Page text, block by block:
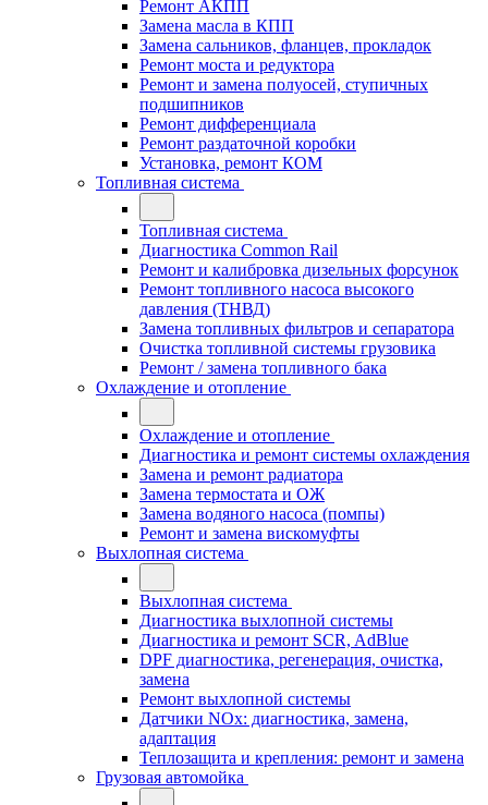
Ремонт АКПП
Замена масла в КПП
Замена сальников, фланцев, прокладок
Ремонт моста и редуктора
Ремонт и замена полуосей, ступичных
подшипников
Ремонт дифференциала
Ремонт раздаточной коробки
Установка, ремонт КОМ
Топливная система
Топливная система
Диагностика Common Rail
Ремонт и калибровка дизельных форсунок
Ремонт топливного насоса высокого
давления (ТНВД)
Замена топливных фильтров и сепаратора
Очистка топливной системы грузовика
Ремонт / замена топливного бака
Охлаждение и отопление
Охлаждение и отопление
Диагностика и ремонт системы охлаждения
Замена и ремонт радиатора
Замена термостата и ОЖ
Замена водяного насоса (помпы)
Ремонт и замена вискомуфты
Выхлопная система
Выхлопная система
Диагностика выхлопной системы
Диагностика и ремонт SCR, AdBlue
DPF диагностика, регенерация, очистка,
замена
Ремонт выхлопной системы
Датчики NOx: диагностика, замена,
адаптация
Теплозащита и крепления: ремонт и замена
Грузовая автомойка